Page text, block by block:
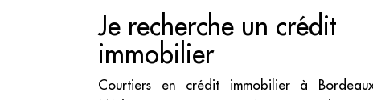
Je recherche un crédit
immobilier
Courtiers en crédit immobilier à